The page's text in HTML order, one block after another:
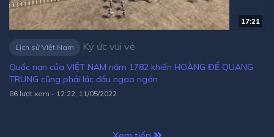
17:21
Lịch sử Việt Nam Ký ức vui vẻ
Quốc nạn của VIỆT NAM năm 1782 khiến HOÀNG ĐẾ QUANG
TRUNG cũng phải lắc đầu ngao ngán
86 lượt xem - 12:22, 11/05/2022